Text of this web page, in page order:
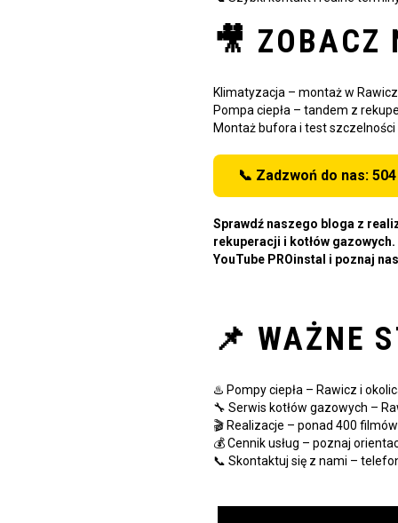
🎥 ZOBACZ
Klimatyzacja – montaż w
Pompa ciepła – tandem z
Montaż bufora i test szczelności
📞 Zadzwoń do nas:
Sprawdź naszego bloga z
rekuperacji i kotłów
YouTube PROinstal i poznaj
📌 WAŻNE
♨️ Pompy ciepła – Rawicz i
🔧 Serwis kotłów gazowych –
🎬 Realizacje – ponad 400
💰 Cennik usług – poznaj
📞 Skontaktuj się z nami –